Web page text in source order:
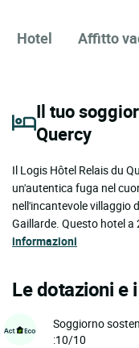
Hotel Affitto
Il tuo
Quercy
Il Logis Hôtel Relais du
un'autentica fuga nel
nell'incantevole villaggio
Gaillarde. Questo hotel
informazioni
Le dotazioni e
Soggiorno
:10/10